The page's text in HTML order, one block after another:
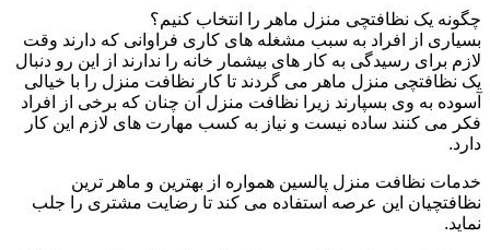
چگونه یک نظافتچی منزل ماهر را انتخاب کنیم؟
بسیاری از افراد به سبب مشغله های کاری فراوانی که دارند وقت
لازم برای رسیدگی به کار های بیشمار خانه را ندارند از این رو دنبال
یک نظافتچی منزل ماهر می گردند تا کار نظافت منزل را با خیالی
آسوده به وی بسپارند زیرا نظافت منزل آن چنان که برخی از افراد
فکر می کنند ساده نیست و نیاز به کسب مهارت های لازم این کار
دارد.
خدمات نظافت منزل پالسین همواره از بهترین و ماهر ترین
نظافتچیان این عرصه استفاده می کند تا رضایت مشتری را جلب
نماید.